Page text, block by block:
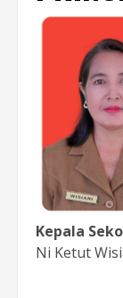
Kepala
Ni Ketut